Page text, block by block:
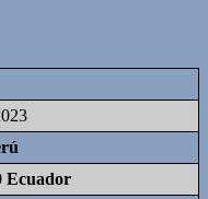
Ecuador